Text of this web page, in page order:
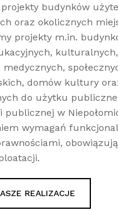
budynków
oraz okolicznych
projekty m.in.
medycznych,
domów kultury
do użytku
publicznej w
wymagań
REALIZACJE